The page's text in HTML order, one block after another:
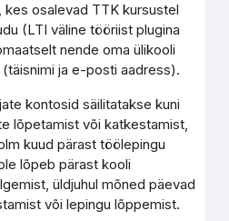
kes osalevad TTK kursustel
(LTI väline tööriist plugina
nende oma ülikooli
ja e-posti aadress).
kontosid säilitatakse kuni
lõpetamist või katkestamist,
kuud pärast töölepingu
lõpeb pärast kooli
üldjuhul mõned päevad
või lepingu lõppemist.